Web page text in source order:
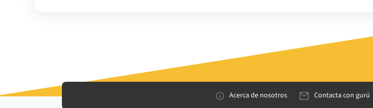
Acerca de nosotros Contacta con gurú